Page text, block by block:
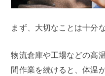
まず、大切なことは十分
物流倉庫や工場などの高
間作業を続けると、体温